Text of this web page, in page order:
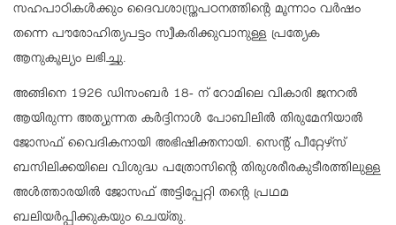
സഹപാഠികൾക്കും ദൈവശാസ്ത്രപഠനത്തിന്റെ മൂന്നാം വർഷം
തന്നെ പൗരോഹിത്യപട്ടം സ്വീകരിക്കുവാനുള്ള പ്രത്യേക
ആനുകൂല്യം ലഭിച്ചു.
അങ്ങിനെ 1926 ഡിസംബർ 18- ന് റോമിലെ വികാരി ജനറൽ
ആയിരുന്ന അത്യുന്നത കർദ്ദിനാൾ പോബിലിൽ തിരുമേനിയാൽ
ജോസഫ് വൈദികനായി അഭിഷിക്തനായി. സെന്റ് പീറ്റേഴ്സ്
ബസിലിക്കയിലെ വിശുദ്ധ പത്രോസിന്റെ തിരുശരീരകുടീരത്തിലുള്ള
അൾത്താരയിൽ ജോസഫ് അട്ടിപ്പേറ്റി തന്റെ പ്രഥമ
ബലിയർപ്പിക്കുകയും ചെയ്തു.